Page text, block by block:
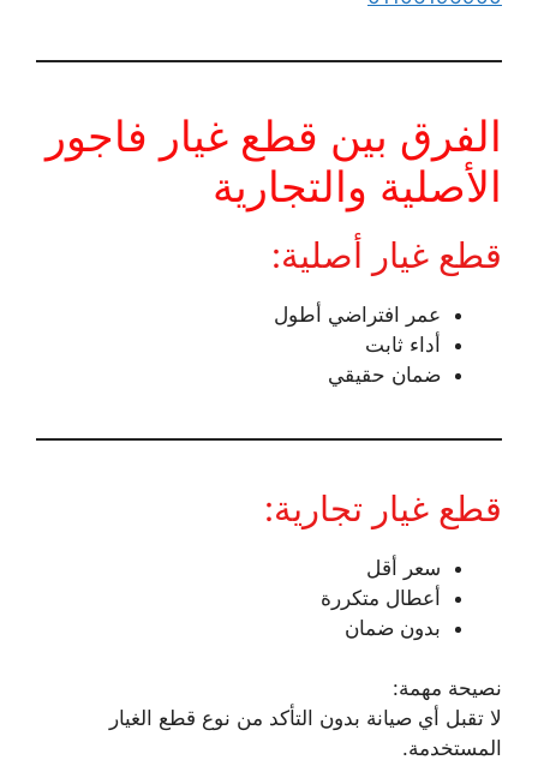
الفرق بين قطع غيار فاجور
الأصلية والتجارية
قطع غيار أصلية:
عمر افتراضي أطول
أداء ثابت
ضمان حقيقي
قطع غيار تجارية:
سعر أقل
أعطال متكررة
بدون ضمان
نصيحة مهمة:
لا تقبل أي صيانة بدون التأكد من نوع قطع الغيار
المستخدمة.